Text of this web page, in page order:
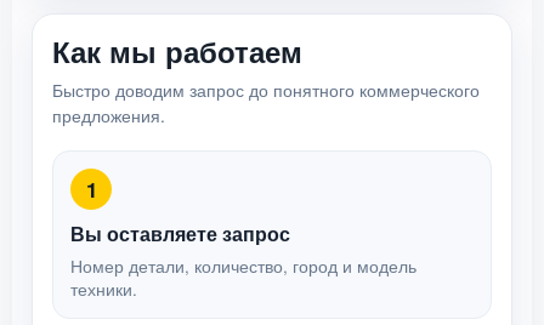
Как мы работаем
Быстро доводим запрос до понятного коммерческого
предложения.
1
Вы оставляете запрос
Номер детали, количество, город и модель
техники.